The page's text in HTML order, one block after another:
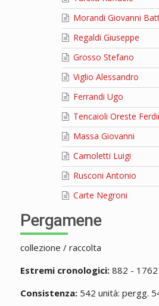
Morandi Giovanni
Regaldi Giuseppe
Grosso Stefano
Viglio Alessandro
Ferrandi Ugo
Tencaioli Oreste
Massa Giovanni
Camoletti Luigi
Rusconi Antonio
Carte Negroni
Pergamene
collezione / raccolta
Estremi cronologici:882 - 1762
Consistenza:542 unità: pergg.